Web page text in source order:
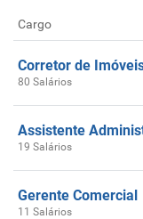
Cargo
Corretor de
80 Salários
Assistente
19 Salários
Gerente Comercial
11 Salários